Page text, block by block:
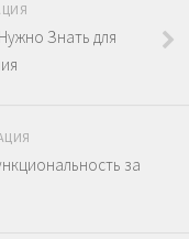
Знать для
за